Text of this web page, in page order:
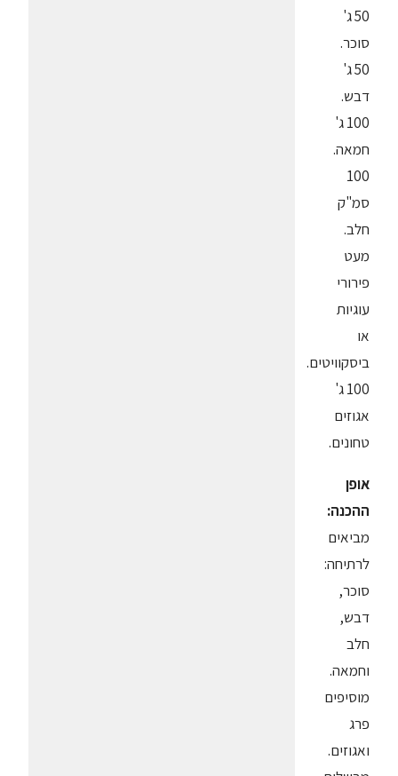
50 ג'
סוכר.
50 ג'
דבש.
100 ג'
חמאה.
100
סמ"ק
חלב.
מעט
פירורי
עוגיות
או
ביסקוויטים.
100 ג'
אגוזים
טחונים.
אופן
ההכנה:
מביאים
לרתיחה:
סוכר,
דבש,
חלב
וחמאה.
מוסיפים
פרג
ואגוזים.